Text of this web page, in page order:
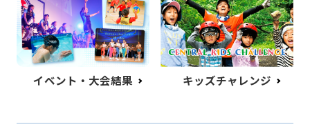
イベント・大会結果 キッズチャレンジ